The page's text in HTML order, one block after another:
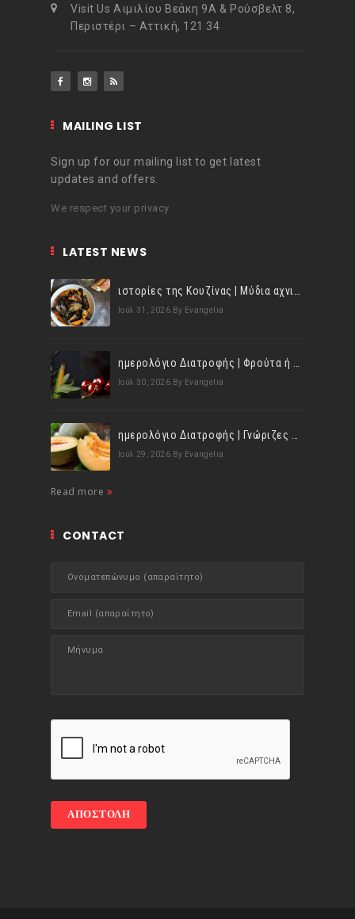
Visit Us Αιμιλίου Βεάκη 9Α & Ρούσβελτ 8,
Περιστέρι – Αττική, 121 34
MAILING LIST
Sign up for our mailing list to get latest
updates and offers.
We respect your privacy.
LATEST NEWS
Ιούλ 31, 2026 By Evangelia
Ιούλ 30, 2026 By Evangelia
Ιούλ 29, 2026 By Evangelia
Read more
CONTACT